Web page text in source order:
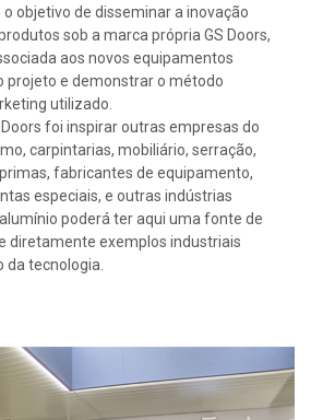
objetivo de disseminar a inovação
sob a marca própria GS Doors,
aos novos equipamentos
projeto e demonstrar o método
utilizado.
foi inspirar outras empresas do
carpintarias, mobiliário, serração,
fabricantes de equipamento,
especiais, e outras indústrias
poderá ter aqui uma fonte de
diretamente exemplos industriais
da tecnologia.